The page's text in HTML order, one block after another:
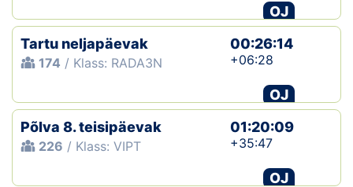
Dokumendid
Klubid
Suletud maastikud
Püsirajad
OJ
Tartu neljapäevak
174 / Klass: RADA3N
00:26:14
+06:28
OJ
Põlva 8. teisipäevak
226 / Klass: VIPT
01:20:09
+35:47
OJ